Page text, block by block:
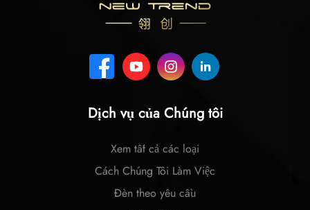
Dịch vụ của Chúng tôi
Xem tất cả các loại
Cách Chúng Tôi Làm Việc
Đèn theo yêu cầu